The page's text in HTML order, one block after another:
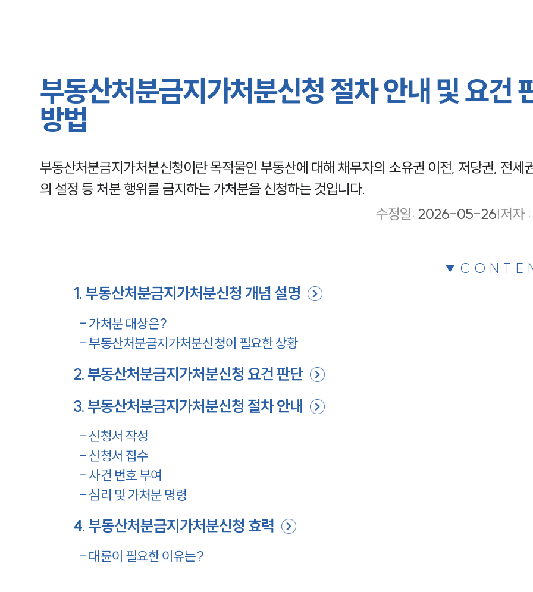
부동산처분금지가처분신청 절차 안내 및 요건
방법
부동산처분금지가처분신청이란 목적물인 부동산에 대해 채무자의 소유권 이전, 저당권, 전세
의 설정 등 처분 행위를 금지하는 가처분을 신청하는 것입니다.
수정일: 2026-05-26|저자 :
1. 부동산처분금지가처분신청 개념 설명
- 가처분 대상은?
- 부동산처분금지가처분신청이 필요한 상황
2. 부동산처분금지가처분신청 요건 판단
3. 부동산처분금지가처분신청 절차 안내
- 신청서 작성
- 신청서 접수
-사건 번호 부여
- 심리 및 가처분 명령
4. 부동산처분금지가처분신청 효력
- 대륜이 필요한 이유는?